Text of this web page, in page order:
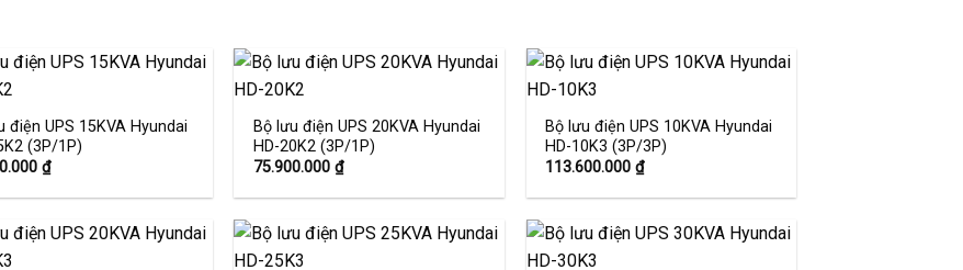
điện UPS 15KVA Hyundai
(3P/1P)
₫
Bộ lưu điện UPS 20KVA Hyundai
HD-20K2 (3P/1P)
75.900.000 ₫
Bộ lưu điện UPS 10KVA Hyundai
HD-10K3 (3P/3P)
113.600.000 ₫